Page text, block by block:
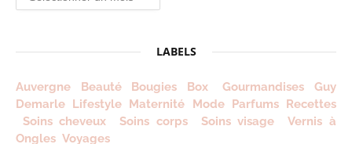
depuis
LABELS
Auvergne Beauté Bougies Box Gourmandises
Guy
Demarle Lifestyle Maternité Mode Parfums Recettes
Soins cheveux
Soins corps Soins visage
Vernis à
Ongles Voyages